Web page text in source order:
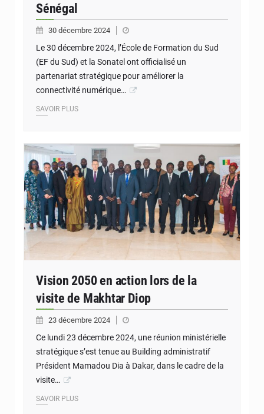
Sénégal
30 décembre 2024
Le 30 décembre 2024, l’École de Formation du Sud
(EF du Sud) et la Sonatel ont officialisé un
partenariat stratégique pour améliorer la
connectivité numérique…
SAVOIR PLUS
Vision 2050 en action lors de la
visite de Makhtar Diop
23 décembre 2024
Ce lundi 23 décembre 2024, une réunion ministérielle
stratégique s’est tenue au Building administratif
Président Mamadou Dia à Dakar, dans le cadre de la
visite…
SAVOIR PLUS